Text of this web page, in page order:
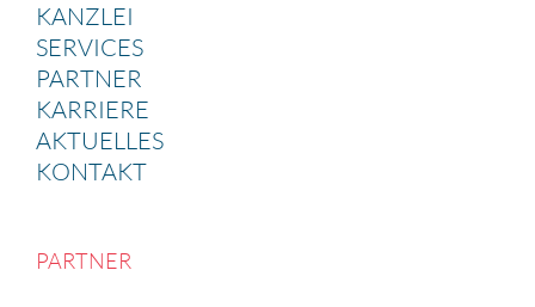
KANZLEI
SERVICES
PARTNER
KARRIERE
AKTUELLES
KONTAKT
PARTNER